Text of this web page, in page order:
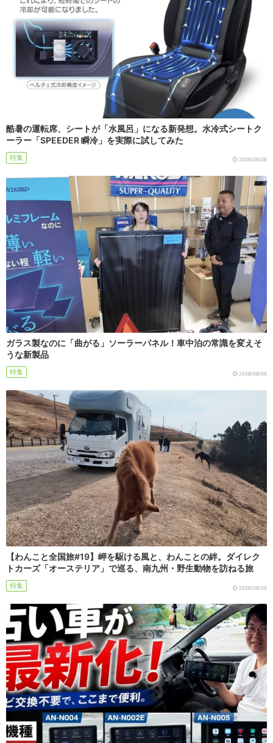
酷暑の運転席、シートが「水風呂」になる新発想。水冷式シートク
ーラー「SPEEDER 瞬冷」を実際に試してみた
特集 2026/08/06
ガラス製なのに「曲がる」ソーラーパネル！車中泊の常識を変えそ
うな新製品
特集 2026/08/06
【わんこと全国旅#19】岬を駆ける風と、わんことの絆。ダイレク
トカーズ「オーステリア」で巡る、南九州・野生動物を訪ねる旅
特集 2026/08/05